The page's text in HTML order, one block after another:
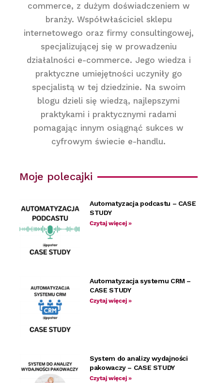
commerce, z dużym doświadczeniem w
branży. Współwłaściciel sklepu
internetowego oraz firmy consultingowej,
specjalizującej się w prowadzeniu
działalności e-commerce. Jego wiedza i
praktyczne umiejętności uczyniły go
specjalistą w tej dziedzinie. Na swoim
blogu dzieli się wiedzą, najlepszymi
praktykami i praktycznymi radami
pomagając innym osiągnąć sukces w
cyfrowym świecie e-handlu.
Moje polecajki
Automatyzacja podcastu – CASE
STUDY
Czytaj więcej »
Automatyzacja systemu CRM –
CASE STUDY
Czytaj więcej »
System do analizy wydajności
pakowaczy – CASE STUDY
Czytaj więcej »